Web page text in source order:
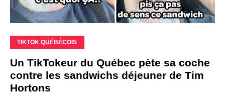
TIKTOK QUÉBÉCOIS
Un TikTokeur du Québec pète sa coche
contre les sandwichs déjeuner de Tim
Hortons